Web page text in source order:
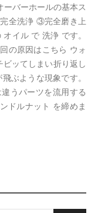
バーホールの基本ス
全洗浄 ③完全磨き上
イル で 洗浄 です。
の原因はこちら ウォ
ッてしまい折り返し
ぶような現象です。
うパーツを流用する
ドルナット を締めま